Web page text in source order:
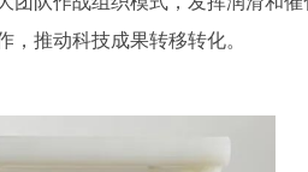
推动科技成果转移转化。